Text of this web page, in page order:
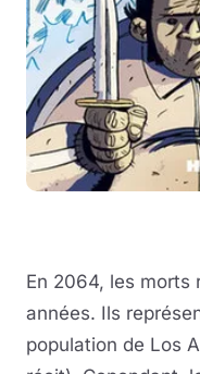
En 2064, les morts
années. Ils
population de Los